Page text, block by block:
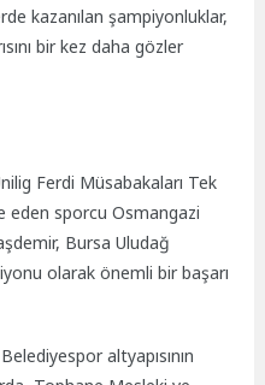
kazanılan şampiyonluklar,
bir kez daha gözler
Ferdi Müsabakaları Tek
eden sporcu Osmangazi
Bursa Uludağ
olarak önemli bir başarı
altyapısının